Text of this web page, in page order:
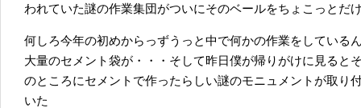
われていた謎の作業集団がついにそのベールをちょこっとだ
何しろ今年の初めからっずうっと中で何かの作業をしている
大量のセメント袋が・・・そして昨日僕が帰りがけに見ると
のところにセメントで作ったらしい謎のモニュメントが取り
いた